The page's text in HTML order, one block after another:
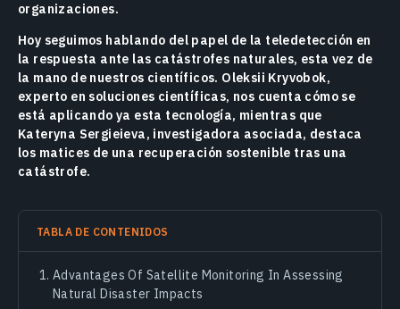
organizaciones.
Hoy seguimos hablando del papel de la teledetección en
la respuesta ante las catástrofes naturales, esta vez de
la mano de nuestros científicos. Oleksii Kryvobok,
experto en soluciones científicas, nos cuenta cómo se
está aplicando ya esta tecnología, mientras que
Kateryna Sergieieva, investigadora asociada, destaca
los matices de una recuperación sostenible tras una
catástrofe.
TABLA DE CONTENIDOS
Advantages Of Satellite Monitoring In Assessing
Natural Disaster Impacts